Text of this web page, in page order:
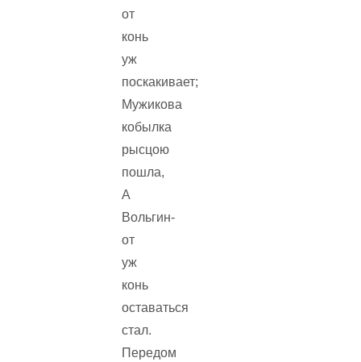
от
конь
уж
поскакивает;
Мужикова
кобылка
рысцою
пошла,
А
Вольгин-
от
уж
конь
оставаться
стал.
Передом